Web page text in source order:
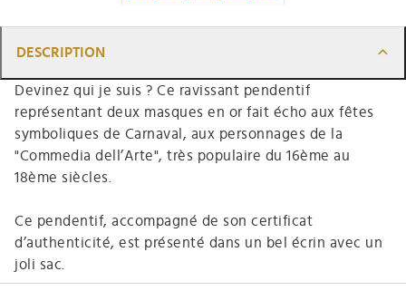
DESCRIPTION
Devinez qui je suis ? Ce ravissant pendentif
représentant deux masques en or fait écho aux fêtes
symboliques de Carnaval, aux personnages de la
"Commedia dell’Arte", très populaire du 16ème au
18ème siècles.
Ce pendentif, accompagné de son certificat
d’authenticité, est présenté dans un bel écrin avec un
joli sac.